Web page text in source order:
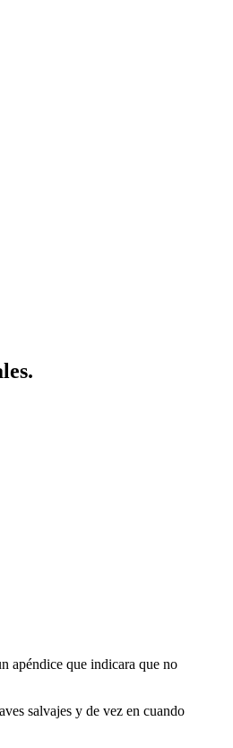
apéndice que indicara que no
salvajes y de vez en cuando